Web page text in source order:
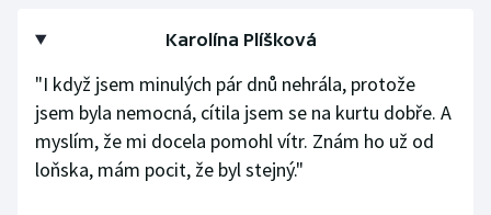
Rychlostní kanoistika
Short track
Sportovní střelba
Stolní tenis
Karolína Plíšková
"I když jsem minulých pár dnů nehrála, protože
jsem byla nemocná, cítila jsem se na kurtu dobře. A
myslím, že mi docela pomohl vítr. Znám ho už od
loňska, mám pocit, že byl stejný."